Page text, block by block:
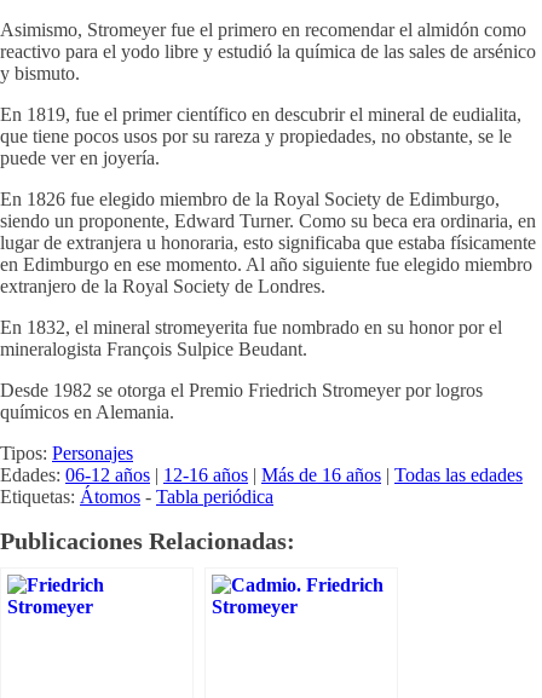
Asimismo, Stromeyer fue el primero en recomendar el almidón como
reactivo para el yodo libre y estudió la química de las sales de arsénico
y bismuto.
En 1819, fue el primer científico en descubrir el mineral de eudialita,
que tiene pocos usos por su rareza y propiedades, no obstante, se le
puede ver en joyería.
En 1826 fue elegido miembro de la Royal Society de Edimburgo,
siendo un proponente, Edward Turner. Como su beca era ordinaria, en
lugar de extranjera u honoraria, esto significaba que estaba físicamente
en Edimburgo en ese momento. Al año siguiente fue elegido miembro
extranjero de la Royal Society de Londres.
En 1832, el mineral stromeyerita fue nombrado en su honor por el
mineralogista François Sulpice Beudant.
Desde 1982 se otorga el Premio Friedrich Stromeyer por logros
químicos en Alemania.
Tipos: Personajes
Edades: 06-12 años | 12-16 años | Más de 16 años | Todas las edades
Etiquetas: Átomos - Tabla periódica
Publicaciones Relacionadas: